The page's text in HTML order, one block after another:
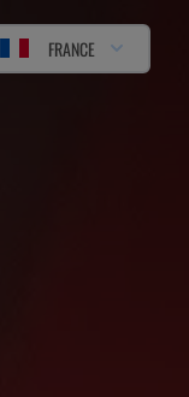
FRANCE